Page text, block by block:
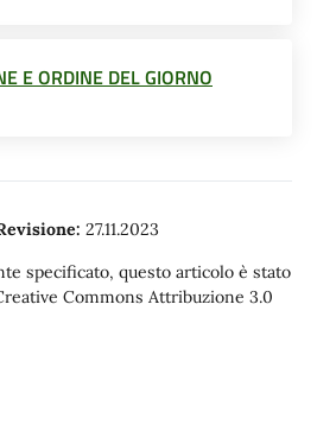
E ORDINE DEL GIORNO
27.11.2023
specificato, questo articolo è stato
Commons Attribuzione 3.0